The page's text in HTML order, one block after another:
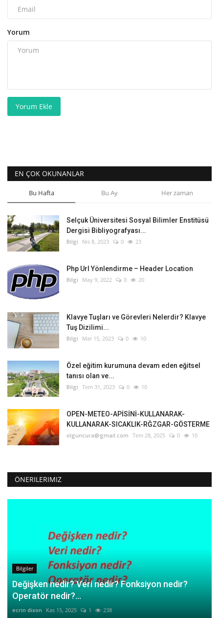
Yorum
Yorum Ekle
EN ÇOK OKUNANLAR
Bu Hafta Bu Ay Her zaman
Selçuk Üniversitesi Sosyal Bilimler Enstitüsü
Dergisi Bibliyografyası...
Bilgi Nis 8, 2023 0 23
Php Url Yönlendirme – Header Location
Bilgi May 9, 2022 0 20
Klavye Tuşları ve Görevleri Nelerdir? Klavye
Tuş Dizilimi...
Bilgi Mar 15, 2023 0 10
Özel eğitim kurumuna devam eden eğitsel
tanısı olan ve...
Bilgi Tem 31, 2023 0 10
OPEN-METEO-APİSİNİ-KULLANARAK-
KULLANARAK-SICAKLIK-RĞZGAR-GÖSTERME
olguncura@gmail.com Tem 28, 2025 0 10
ÖNERILERIMIZ
Bilgiler
Değişken nedir? Veri nedir? Fonksiyon nedir?
Operatör nedir?...
ecrin dixon Kas 15, 2025 1 238